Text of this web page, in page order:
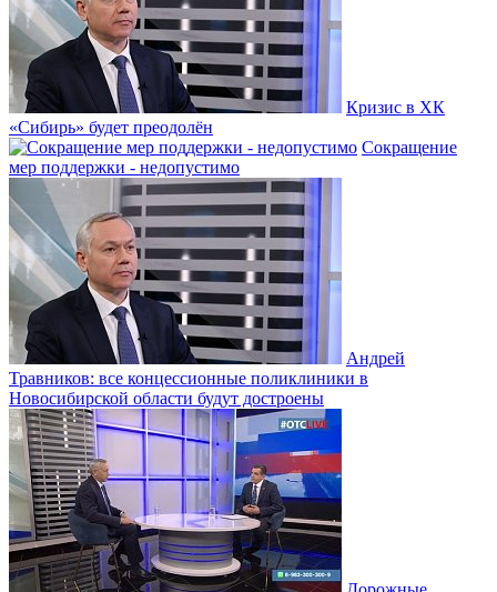
Кризис в ХК
«Сибирь» будет преодолён
Сокращение
мер поддержки - недопустимо
Андрей
Травников: все концессионные поликлиники в
Новосибирской области будут достроены